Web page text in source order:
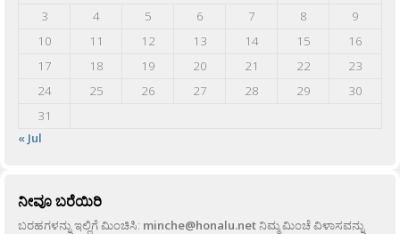
3
4 5 6 7 8
9
10
11 12 13 14 15
16
17
18 19 20 21 22
23
24
25 26 27 28 29
30
31
« Jul
ನೀವೂ ಬರೆಯಿರಿ
ಬರಹಗಳನ್ನು ಇಲ್ಲಿಗೆ ಮಿಂಚಿಸಿ: minche@honalu.netನಿಮ್ಮ ಮಿಂಚೆ ವಿಳಾಸವನ್ನು